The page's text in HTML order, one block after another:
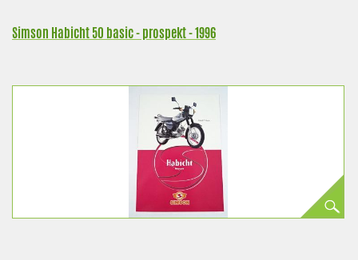
Simson Habicht 50 basic - prospekt - 1996